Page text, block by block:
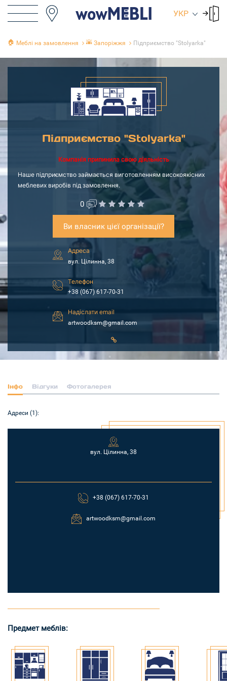
УКР
🏠 Меблі на замовлення 🌇 Запоріжжя Підприємство "Stolyarka"
Підприємство "Stolyarka"
Компанія припинила свою діяльність
Наше підприємство займається виготовленням високоякісних
меблевих виробів під замовлення.
0
Ви власник цієї організації?
Адреса
вул. Цілинна, 38
Телефон
+38 (067) 617-70-31
Надіслати email
artwoodksm@gmail.com
Інфо Відгуки Фотогалерея
Адреси (1):
вул. Цілинна, 38
+38 (067) 617-70-31
artwoodksm@gmail.com
Предмет меблів: